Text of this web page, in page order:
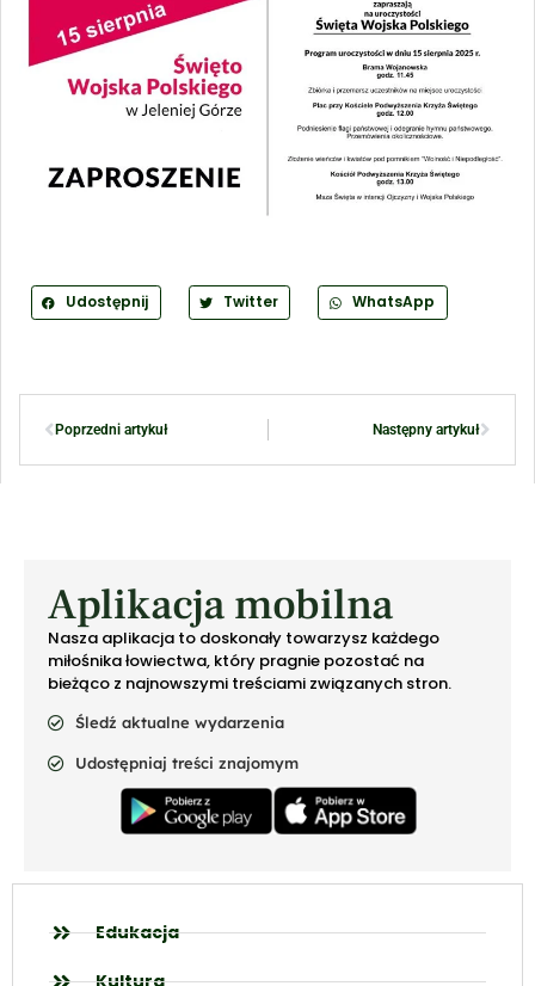
Udostępnij Twitter WhatsApp
Poprzedni artykuł Następny artykuł
Aplikacja mobilna
Nasza aplikacja to doskonały towarzysz każdego
miłośnika łowiectwa, który pragnie pozostać na
bieżąco z najnowszymi treściami związanych stron.
Śledź aktualne wydarzenia
Udostępniaj treści znajomym
Edukacja
Kultura